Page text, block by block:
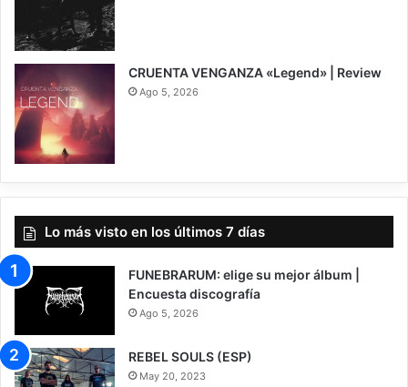
7
CRUENTA VENGANZA «Legend» | Review
Ago 5, 2026
Lo más visto en los últimos 7 días
FUNEBRARUM: elige su mejor álbum |
Encuesta discografía
Ago 5, 2026
REBEL SOULS (ESP)
May 20, 2023